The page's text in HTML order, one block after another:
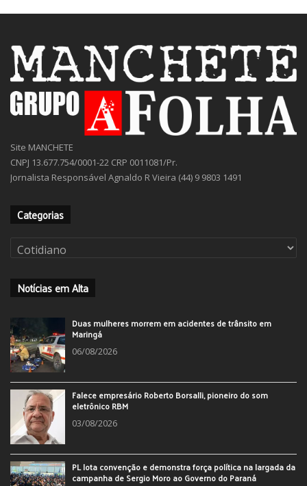
Site MANCHETE
CNPJ 13.677.754/0001-22 CRP 0011081/Pr.
Jornalista Responsável Agnaldo R Vieira (44) 9 9803 1491
Categorias
Categorias
Notícias em Alta
Duas mulheres morrem em acidentes de trânsito em
Maringá
06/08/2026
Falece empresário Roberto Borsalli, pioneiro do som
eletrônico RBM
03/08/2026
PL lota convenção e demonstra força política na largada da
campanha de Sergio Moro ao Governo do Paraná